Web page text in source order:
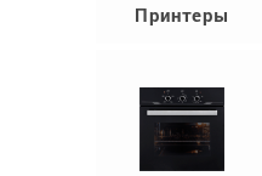
Принтеры